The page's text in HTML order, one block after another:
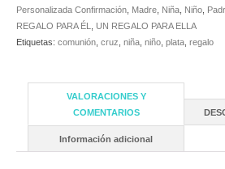
Personalizada Confirmación Madre Niña Niño
REGALO PARA ÉL
UN REGALO PARA ELLA
Etiquetas: comunión cruz niña niño plata regalo
VALORACIONES Y
COMENTARIOS
Información adicional